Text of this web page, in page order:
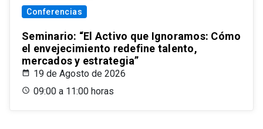
Conferencias
Seminario: “El Activo que Ignoramos: Cómo
el envejecimiento redefine talento,
mercados y estrategia”
19 de Agosto de 2026
09:00 a 11:00 horas